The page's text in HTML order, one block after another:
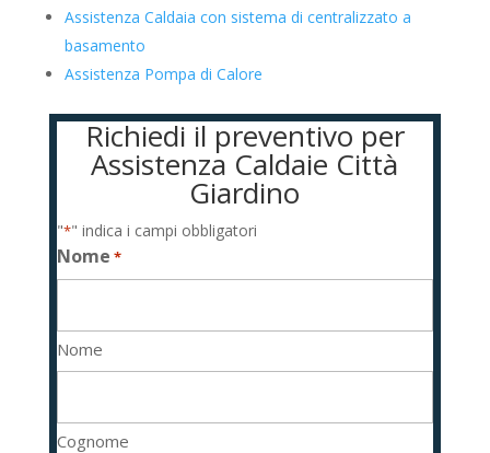
Assistenza Caldaia con sistema di centralizzato a
basamento
Assistenza Pompa di Calore
Richiedi il preventivo per
Assistenza Caldaie Città
Giardino
"*" indica i campi obbligatori
Nome *
Nome
Cognome